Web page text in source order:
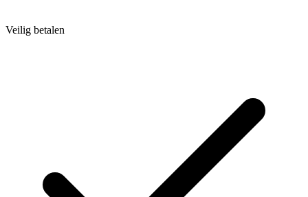
Veilig betalen